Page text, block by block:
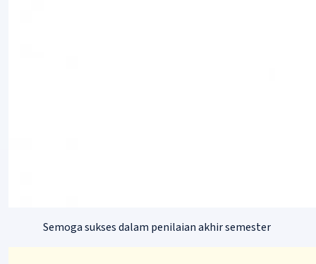
Semoga sukses dalam penilaian akhir semester